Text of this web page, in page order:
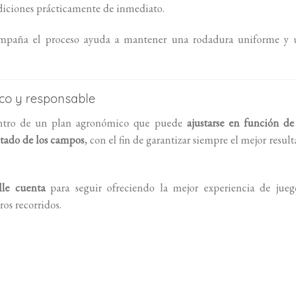
prácticamente de inmediato.
el proceso ayuda a mantener una rodadura uniforme y
y responsable
de un plan agronómico que puede ajustarse en función
de los campos, con el fin de garantizar siempre el mejor
cuentapara seguir ofreciendo la mejor experiencia de
recorridos.